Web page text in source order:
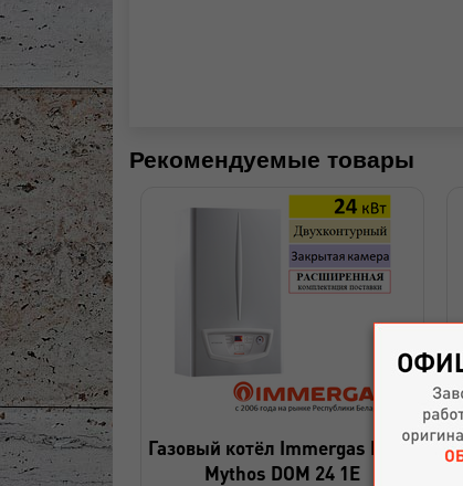
Рекомендуемые товары
Газовый котёл Immergas EOLO
Mythos DOM 24 1E